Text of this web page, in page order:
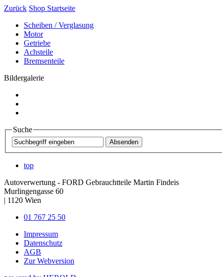
Zurück Shop Startseite
Scheiben / Verglasung
Motor
Getriebe
Achsteile
Bremsenteile
Bildergalerie
Suche
top
Autoverwertung - FORD Gebrauchtteile Martin Findeis
Murlingengasse 60
1120 Wien
01 767 25 50
Impressum
Datenschutz
AGB
Zur Webversion